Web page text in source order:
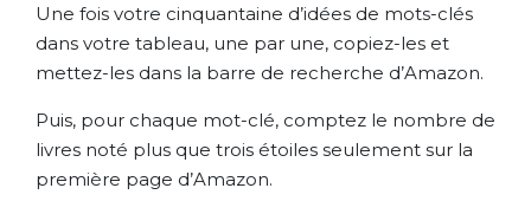
Une fois votre cinquantaine d’idées de mots-clés
dans votre tableau, une par une, copiez-les et
mettez-les dans la barre de recherche d’Amazon.
Puis, pour chaque mot-clé, comptez le nombre de
livres noté plus que trois étoiles seulement sur la
première page d’Amazon.